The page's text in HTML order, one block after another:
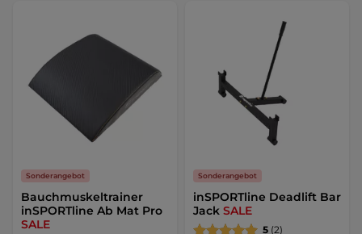
Sonderangebot
Bauchmuskeltrainer
inSPORTline Ab Mat Pro
SALE
Sonderangebot
inSPORTline Deadlift Bar
Jack SALE
5 (2)